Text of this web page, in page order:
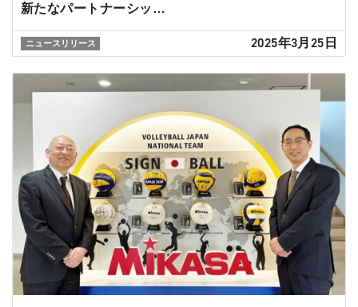
新たなパートナーシッ…
ニュースリリース 2025年3月25日